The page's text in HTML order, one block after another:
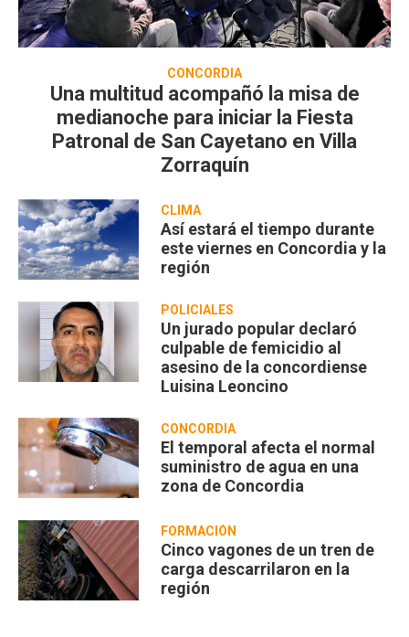
CONCORDIA
Una multitud acompañó la misa de
medianoche para iniciar la Fiesta
Patronal de San Cayetano en Villa
Zorraquín
CLIMA
Así estará el tiempo durante
este viernes en Concordia y la
región
POLICIALES
Un jurado popular declaró
culpable de femicidio al
asesino de la concordiense
Luisina Leoncino
CONCORDIA
El temporal afecta el normal
suministro de agua en una
zona de Concordia
FORMACIÓN
Cinco vagones de un tren de
carga descarrilaron en la
región